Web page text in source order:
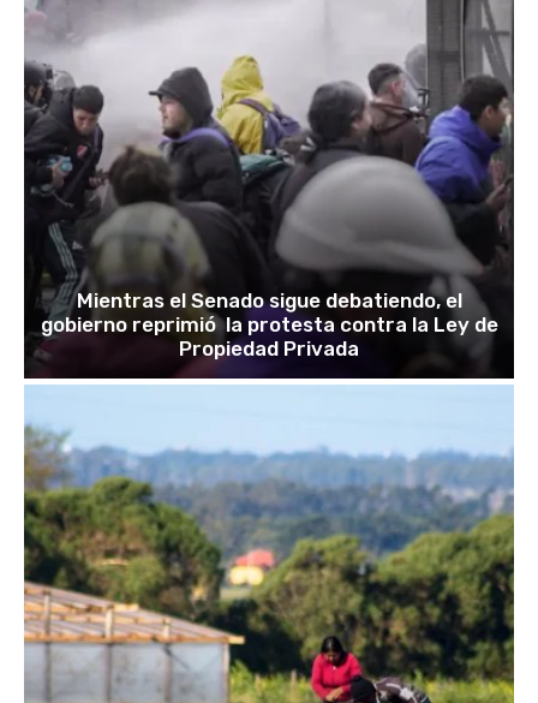
Mientras el Senado sigue debatiendo, el
gobierno reprimió la protesta contra la Ley de
Propiedad Privada